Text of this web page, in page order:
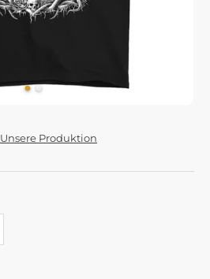
Unsere Produktion